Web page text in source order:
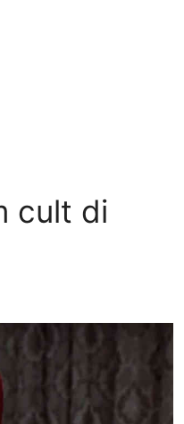
cult di